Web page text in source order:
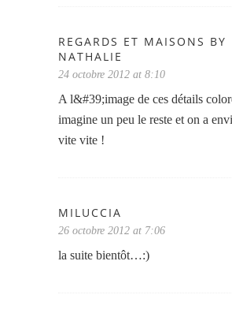
REGARDS ET MAISONS BY
NATHALIE
24 octobre 2012 at 8:10
A l&#39;image de ces détails
imagine un peu le reste et on a
vite vite !
MILUCCIA
26 octobre 2012 at 7:06
la suite bientôt…:)